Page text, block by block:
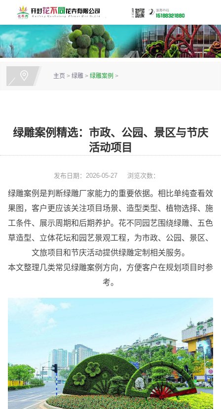
主页 > 绿雕 > 绿雕案例 >
绿雕案例精选：市政、公园、景区与节庆
活动项目
发布日期：2026-05-27 浏览次数：
绿雕案例是判断绿雕厂家能力的重要依据。相比单纯查看效
果图，客户更应该关注项目场景、造型类型、植物选择、施
工条件、展示周期和后期养护。花不同园艺围绕绿雕、五色
草造型、立体花坛和园艺景观工程，为市政、公园、景区、
文旅项目和节庆活动提供绿雕定制相关服务。
本文整理几类常见绿雕案例方向，方便客户在规划项目时参
考。